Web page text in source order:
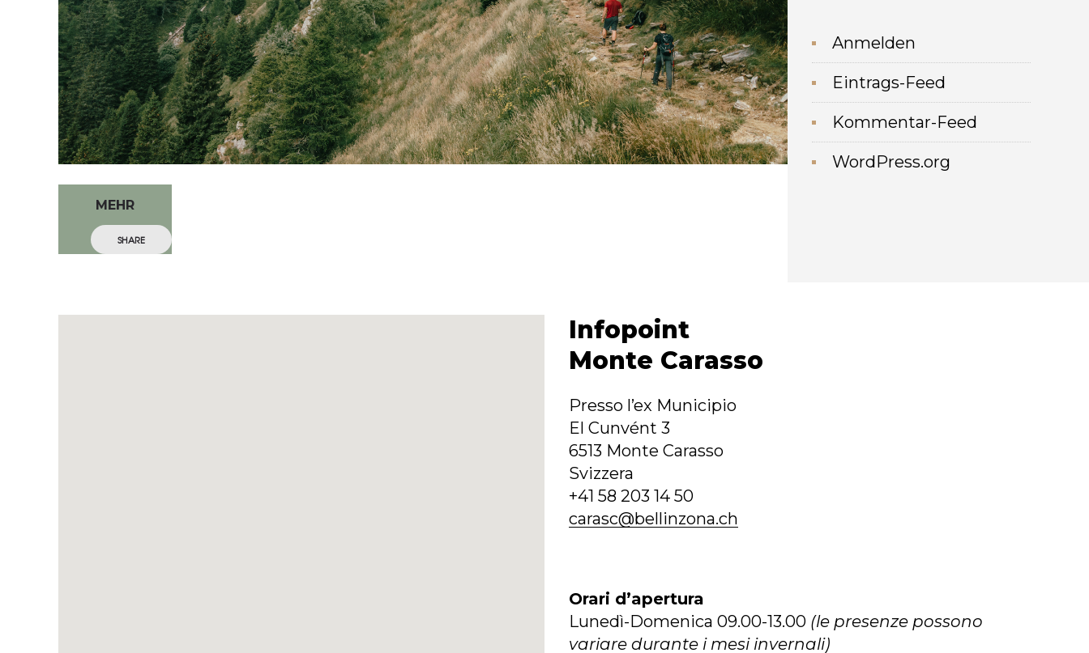
MEHR
SHARE
Anmelden
Eintrags-Feed
Kommentar-Feed
WordPress.org
Infopoint
Monte Carasso
Presso l’ex Municipio
El Cunvént 3
6513 Monte Carasso
Svizzera
+41 58 203 14 50
carasc@bellinzona.ch
Orari d’apertura
Lunedì-Domenica 09.00-13.00 (le presenze possono
variare durante i mesi invernali)